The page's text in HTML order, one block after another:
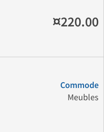
¤220.00
Commode
Meubles